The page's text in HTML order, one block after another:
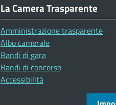
La Camera Trasparente
Amministrazione trasparente
Albo camerale
Bandi di gara
Bandi di concorso
Accessibilità